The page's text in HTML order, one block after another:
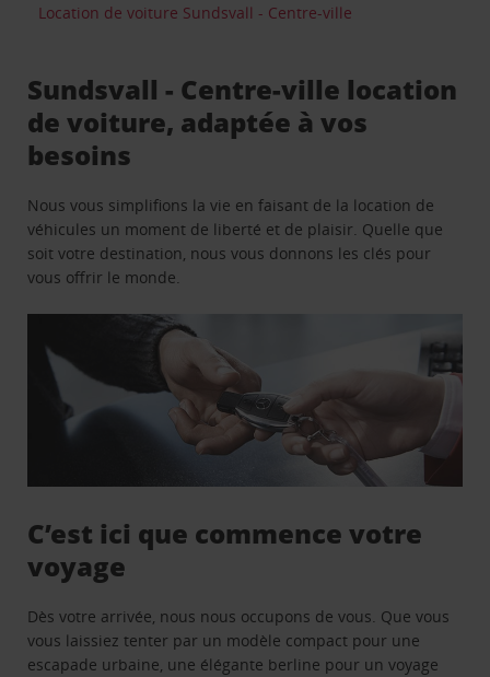
Location de voiture Sundsvall - Centre-ville
Sundsvall - Centre-ville location
de voiture, adaptée à vos
besoins
Nous vous simplifions la vie en faisant de la location de
véhicules un moment de liberté et de plaisir. Quelle que
soit votre destination, nous vous donnons les clés pour
vous offrir le monde.
C’est ici que commence votre
voyage
Dès votre arrivée, nous nous occupons de vous. Que vous
vous laissiez tenter par un modèle compact pour une
escapade urbaine, une élégante berline pour un voyage